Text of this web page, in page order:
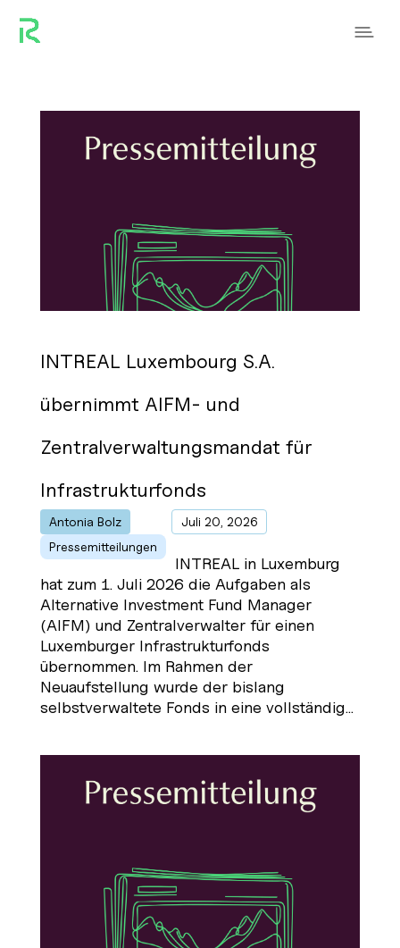
INTREAL Luxembourg S.A.
übernimmt AIFM- und
Zentralverwaltungsmandat für
Infrastrukturfonds
Antonia Bolz Juli 20, 2026
Pressemitteilungen
INTREAL in Luxemburg
hat zum 1. Juli 2026 die Aufgaben als
Alternative Investment Fund Manager
(AIFM) und Zentralverwalter für einen
Luxemburger Infrastrukturfonds
übernommen. Im Rahmen der
Neuaufstellung wurde der bislang
selbstverwaltete Fonds in eine vollständig...